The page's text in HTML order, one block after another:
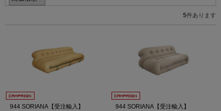
5件あります
944 SORIANA【受注輸入】
944 SORIANA【受注輸入】